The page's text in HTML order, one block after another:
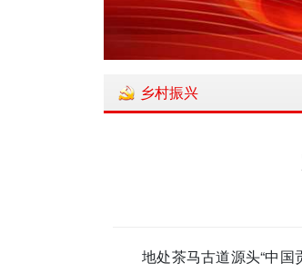
乡村振兴
地处茶马古道源头“中